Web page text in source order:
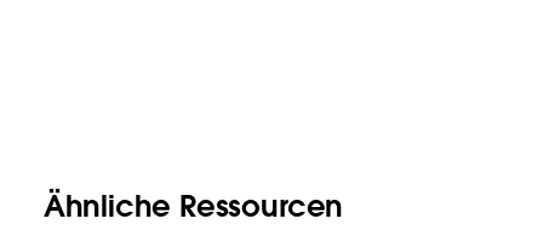
Ähnliche Ressourcen